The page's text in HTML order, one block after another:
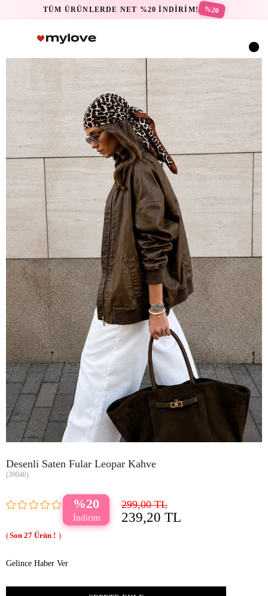
TÜM ÜRÜNLERDE NET %20 İNDİRİM! %20
Desenli Saten Fular Leopar Kahve
(39040)
20 299,00 TL
239,20 TL
27
Gelince Haber Ver